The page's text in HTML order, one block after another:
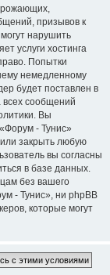
призывов к
нарушить
услуги хостинга
Попытки
немедленному
будет поставлен в
всех сообщений
Вы
- Тунис»
закрыть любую
вы согласны
в базе данных.
без вашего
- Тунис», ни phpBB
которые могут